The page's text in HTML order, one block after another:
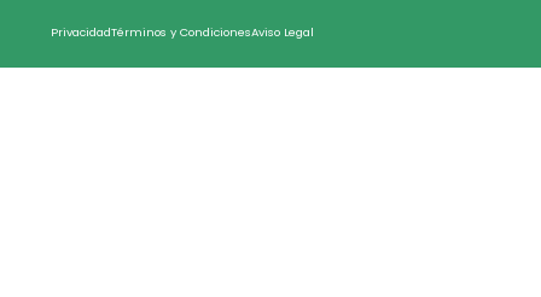
PrivacidadTérminos y CondicionesAviso Legal